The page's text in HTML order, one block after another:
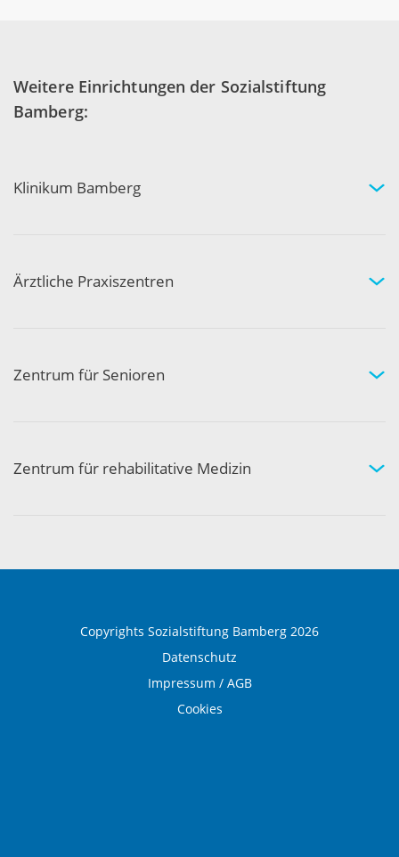
Weitere Einrichtungen der Sozialstiftung
Bamberg:
Klinikum Bamberg
Ihre Sicherheit
Ärztliche Praxiszentren
Kompetenznetzwerk
Zentrum für Senioren
Aktivität und Gemeinschaft
Zentrum für rehabilitative Medizin
Copyrights Sozialstiftung Bamberg 2026
Datenschutz
Impressum / AGB
Cookies